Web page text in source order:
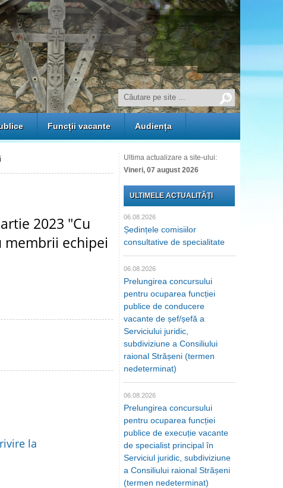
Funcții vacante Audiența
2023 "Cu
membrii echipei
la
Ultima actualizare a site-ului:
Vineri, 07 august 2026
ULTIMELE ACTUALITĂŢI
06.08.2026
Ședințele comisiilor
consultative de specialitate
06.08.2026
Prelungirea concursului
pentru ocuparea funcției
publice de conducere
vacante de șef/șefă a
Serviciului juridic,
subdiviziune a Consiliului
raional Strășeni (termen
nedeterminat)
06.08.2026
Prelungirea concursului
pentru ocuparea funcției
publice de execuție vacante
de specialist principal în
Serviciul juridic, subdiviziune
a Consiliului raional Strășeni
(termen nedeterminat)